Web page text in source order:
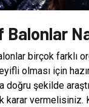
Balonlar
birçok farklı
olması için
doğru şekilde
karar vermelisiniz.